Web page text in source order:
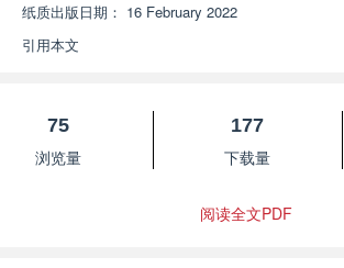
纸质出版日期： 16 February 2022
引用本文
75
浏览量
177
下载量
阅读全文PDF